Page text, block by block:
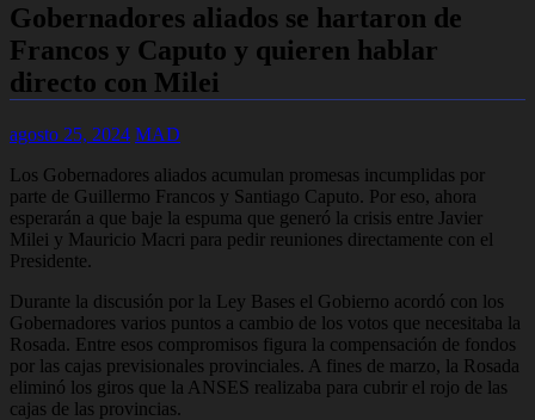
Gobernadores aliados se hartaron de
Francos y Caputo y quieren hablar
directo con Milei
agosto 25, 2024 MAD
Los Gobernadores aliados acumulan promesas incumplidas por
parte de Guillermo Francos y Santiago Caputo. Por eso, ahora
esperarán a que baje la espuma que generó la crisis entre Javier
Milei y Mauricio Macri para pedir reuniones directamente con el
Presidente.
Durante la discusión por la Ley Bases el Gobierno acordó con los
Gobernadores varios puntos a cambio de los votos que necesitaba la
Rosada. Entre esos compromisos figura la compensación de fondos
por las cajas previsionales provinciales. A fines de marzo, la Rosada
eliminó los giros que la ANSES realizaba para cubrir el rojo de las
cajas de las provincias.